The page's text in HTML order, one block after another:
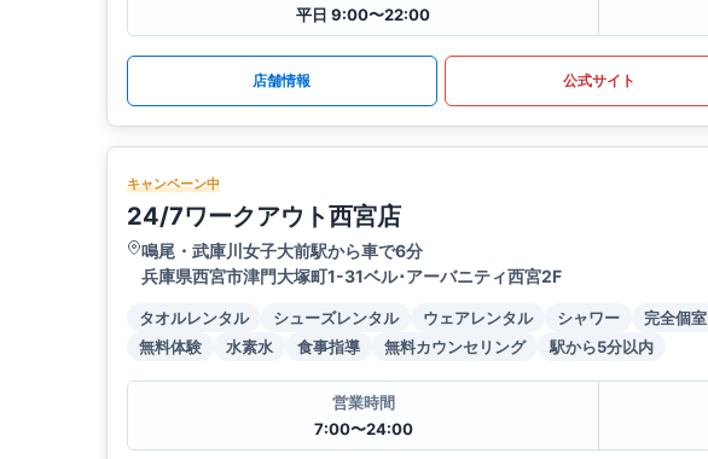
平日 9:00〜22:00
店舗情報 公式サイト
キャンペーン中
24/7ワークアウト西宮店
鳴尾・武庫川女子大前駅から車で6分
兵庫県西宮市津門大塚町1-31ベル･アーバニティ西宮2F
タオルレンタル シューズレンタル ウェアレンタル シャワー
完全個室
無料体験
水素水 食事指導 無料カウンセリング 駅から5分以内
営業時間
7:00〜24:00